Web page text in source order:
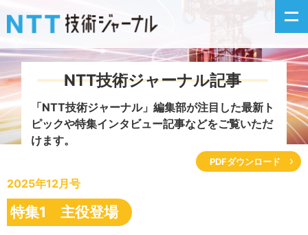
新着情報
掲載月毎記事
NTT技術ジャーナル記事
「NTT技術ジャーナル」編集部が注目した最新ト
ピックや特集インタビュー記事などをご覧いただ
けます。
PDFダウンロード
2025年12月号
特集1 主役登場